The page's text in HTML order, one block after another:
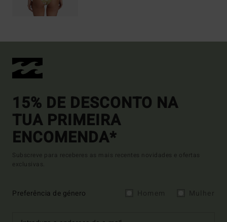
15% DE DESCONTO NA
TUA PRIMEIRA
ENCOMENDA*
Subscreve para receberes as mais recentes novidades e ofertas
exclusivas.
Preferência de género